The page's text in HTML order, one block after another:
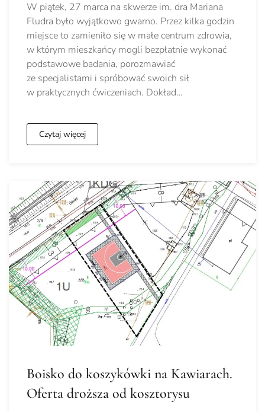
W piątek, 27 marca na skwerze im. dra Mariana
Fludra było wyjątkowo gwarno. Przez kilka godzin
miejsce to zamieniło się w małe centrum zdrowia,
w którym mieszkańcy mogli bezpłatnie wykonać
podstawowe badania, porozmawiać
ze specjalistami i spróbować swoich sił
w praktycznych ćwiczeniach. Dokład…
Czytaj więcej
Boisko do koszykówki na Kawiarach.
Oferta droższa od kosztorysu